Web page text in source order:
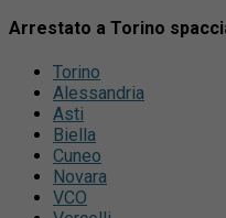
Arrestato a Torino
Torino
Alessandria
Asti
Biella
Cuneo
Novara
VCO